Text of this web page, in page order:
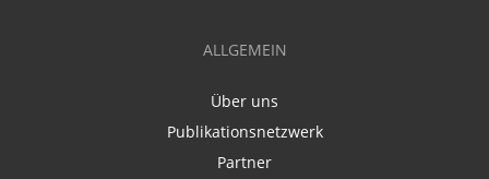
ALLGEMEIN
Über uns
Publikationsnetzwerk
Partner